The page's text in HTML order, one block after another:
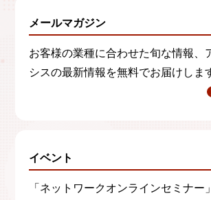
メールマガジン
お客様の業種に合わせた旬な情報、
シスの最新情報を無料でお届けしま
イベント
「ネットワークオンラインセミナー